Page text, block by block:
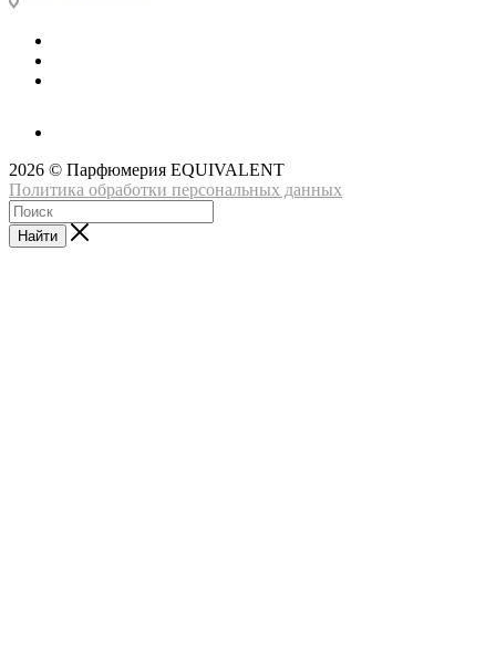
2026 © Парфюмерия EQUIVALENT
Политика обработки персональных данных
Найти